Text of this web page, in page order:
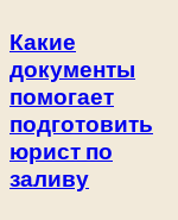
Какие
документы
помогает
подготовить
юрист по
заливу